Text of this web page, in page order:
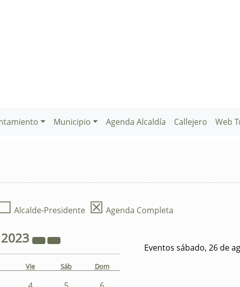
Municipio Agenda Alcaldía Callejero Web
Alcalde-Presidente ☒ Agenda Completa
2023
Vie Sáb Dom
Eventos sábado, 26 de